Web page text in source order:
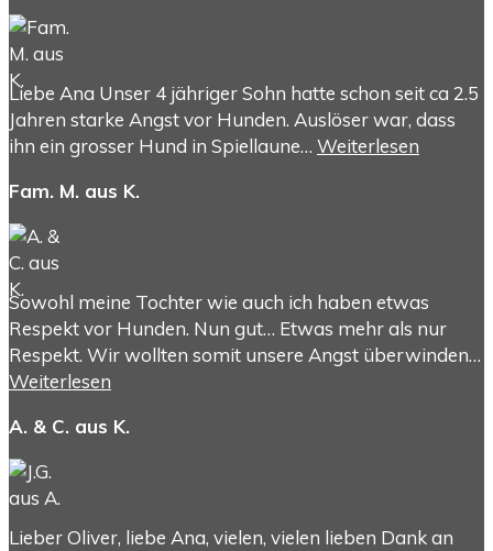
Liebe Ana Unser 4 jähriger Sohn hatte schon seit ca 2.5
Jahren starke Angst vor Hunden. Auslöser war, dass
ihn ein grosser Hund in Spiellaune… Weiterlesen
Fam. M. aus K.
Sowohl meine Tochter wie auch ich haben etwas
Respekt vor Hunden. Nun gut… Etwas mehr als nur
Respekt. Wir wollten somit unsere Angst überwinden…
Weiterlesen
A. & C. aus K.
Lieber Oliver, liebe Ana, vielen, vielen lieben Dank an